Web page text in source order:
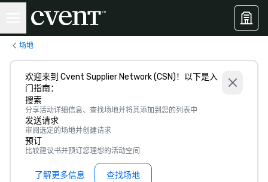
场地
欢迎来到 Cvent Supplier Network (CSN)！以下是入
门指南：
搜索
分享活动详细信息、查找场地并将其添加到您的列表中
发送请求
审阅选定的场地并创建请求
预订
比较建议书并预订您理想的活动空间
了解更多信息 查找场地